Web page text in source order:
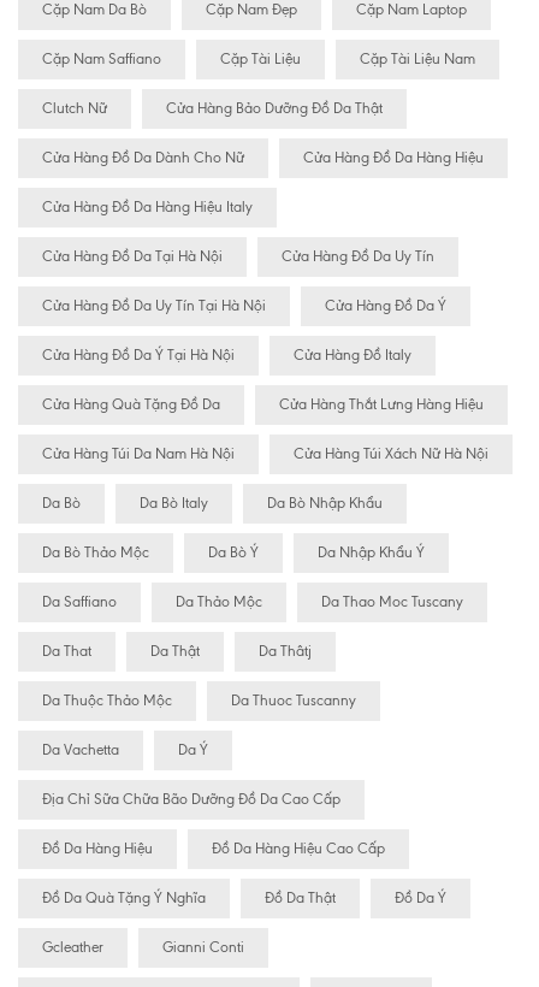
Cặp Nam Da Bò Cặp Nam Đẹp Cặp Nam Laptop
Cặp Nam Saffiano Cặp Tài Liệu Cặp Tài Liệu Nam
Clutch Nữ Cửa Hàng Bảo Dưỡng Đồ Da Thật
Cửa Hàng Đồ Da Dành Cho Nữ Cửa Hàng Đồ Da Hàng Hiệu
Cửa Hàng Đồ Da Hàng Hiệu Italy
Cửa Hàng Đồ Da Tại Hà Nội Cửa Hàng Đồ Da Uy Tín
Cửa Hàng Đồ Da Uy Tín Tại Hà Nội Cửa Hàng Đồ Da Ý
Cửa Hàng Đồ Da Ý Tại Hà Nội Cửa Hàng Đồ Italy
Cửa Hàng Quà Tặng Đồ Da Cửa Hàng Thắt Lưng Hàng Hiệu
Cửa Hàng Túi Da Nam Hà Nội Cửa Hàng Túi Xách Nữ Hà Nội
Da Bò Da Bò Italy Da Bò Nhập Khẩu
Da Bò Thảo Mộc Da Bò Ý Da Nhập Khẩu Ý
Da Saffiano Da Thảo Mộc Da Thao Moc Tuscany
Da That Da Thật Da Thâtj
Da Thuộc Thảo Mộc Da Thuoc Tuscanny
Da Vachetta Da Ý
Địa Chỉ Sữa Chữa Bão Dưỡng Đồ Da Cao Cấp
Đồ Da Hàng Hiệu Đồ Da Hàng Hiệu Cao Cấp
Đồ Da Quà Tặng Ý Nghĩa Đồ Da Thật Đồ Da Ý
Gcleather Gianni Conti